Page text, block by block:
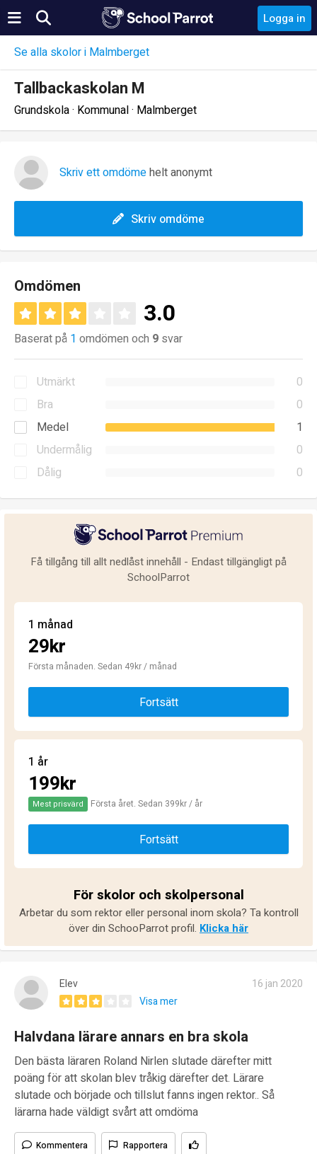
Logga in
Se alla skolor i Malmberget
Tallbackaskolan M
Grundskola · Kommunal · Malmberget
Skriv ett omdömehelt anonymt
Skriv omdöme
Omdömen
3.0
Baserat på 1 omdömen och 9 svar
Utmärkt
0
Bra
0
Medel
1
Undermålig
0
Dålig
0
Få tillgång till allt nedlåst innehåll - Endast tillgängligt på
SchoolParrot
1 månad
29kr
Första månaden. Sedan 49kr / månad
Fortsätt
1 år
199kr
Mest prisvärd Första året. Sedan 399kr / år
Fortsätt
För skolor och skolpersonal
Arbetar du som rektor eller personal inom skola? Ta kontroll
över din SchooParrot profil. Klicka här
Elev
16 jan 2020
Visa mer
Halvdana lärare annars en bra skola
Den bästa läraren Roland Nirlen slutade därefter mitt
poäng för att skolan blev tråkig därefter det. Lärare
slutade och började och tillslut fanns ingen rektor.. Så
lärarna hade väldigt svårt att omdöma
Kommentera Rapportera